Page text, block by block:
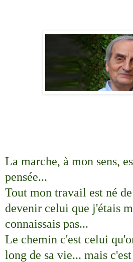
La marche, à mon sens,
pensée...
Tout mon travail est né
devenir celui que j'étais
connaissais pas...
Le chemin c'est celui
long de sa vie... mais